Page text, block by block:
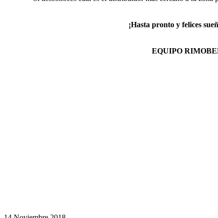
¡Hasta pronto y felices
EQUIPO